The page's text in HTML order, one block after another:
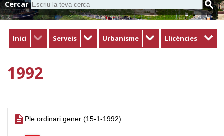
Cercar
Inici Serveis Urbanisme Llicències
1992
description Ple ordinari gener (15-1-1992)